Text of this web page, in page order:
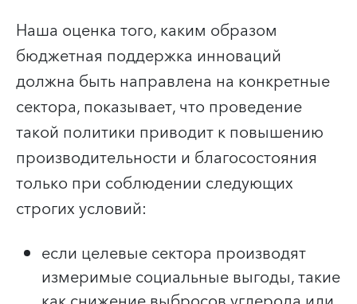
Наша оценка того, каким образом
бюджетная поддержка инноваций
должна быть направлена на конкретные
сектора, показывает, что проведение
такой политики приводит к повышению
производительности и благосостояния
только при соблюдении следующих
строгих условий:
если целевые сектора производят
измеримые социальные выгоды, такие